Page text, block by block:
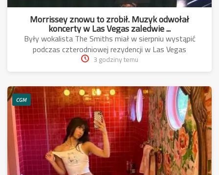
Morrissey znowu to zrobił. Muzyk odwołał
koncerty w Las Vegas zaledwie ...
Były wokalista The Smiths miał w sierpniu wystąpić
podczas czterodniowej rezydencji w Las Vegas
3 godziny temu
CGM